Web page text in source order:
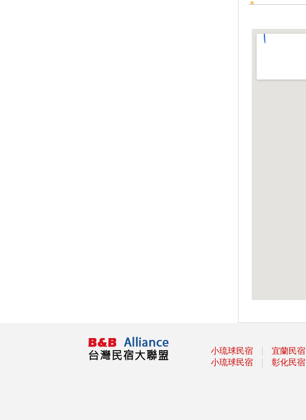
「2020旗津黑沙玩藝節」在眾
人引頸期盼下，將於9月27日
(日)至10月11日(日)正式登場！
小琉球民宿 ｜ 宜蘭民宿
小琉球民宿 ｜ 彰化民宿